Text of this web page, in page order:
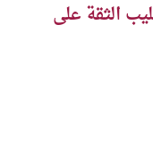
الثقة على